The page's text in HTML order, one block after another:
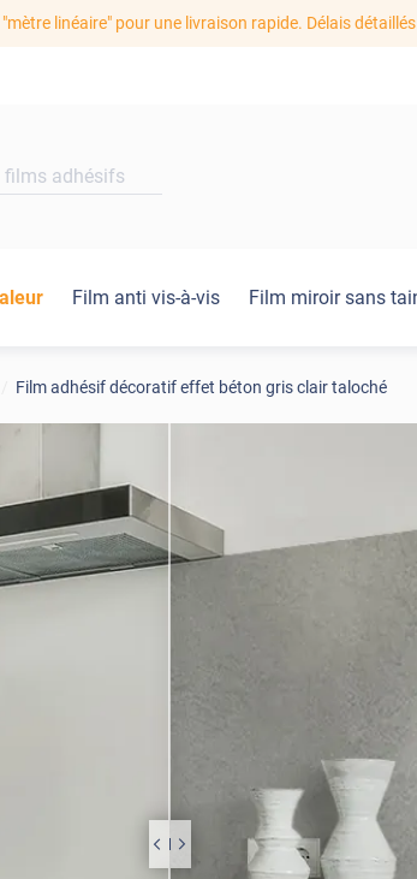
linéaire" pour une livraison rapide. Délais
Film anti vis-à-vis Film miroir sans
Film adhésif décoratif effet béton gris clair taloché